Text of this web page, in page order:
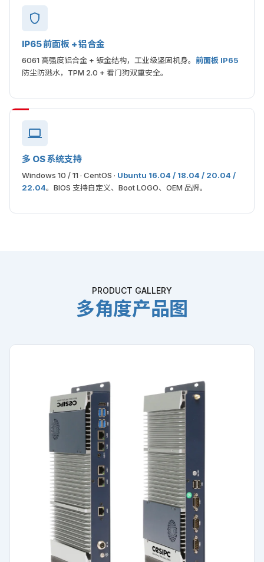
IP65 前面板 + 铝合金
6061 高强度铝合金 + 钣金结构，工业级坚固机身。 前面板 IP65
防尘防溅水，TPM 2.0 + 看门狗双重安全。
多 OS 系统支持
Windows 10 / 11 · CentOS · Ubuntu 16.04 / 18.04 / 20.04 /
22.04。BIOS 支持自定义、Boot LOGO、OEM 品牌。
PRODUCT GALLERY
多角度产品图